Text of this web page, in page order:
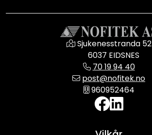
Sjukenesstranda 52
6037 EIDSNES
70 19 94 40
post@nofitek.no
960952464